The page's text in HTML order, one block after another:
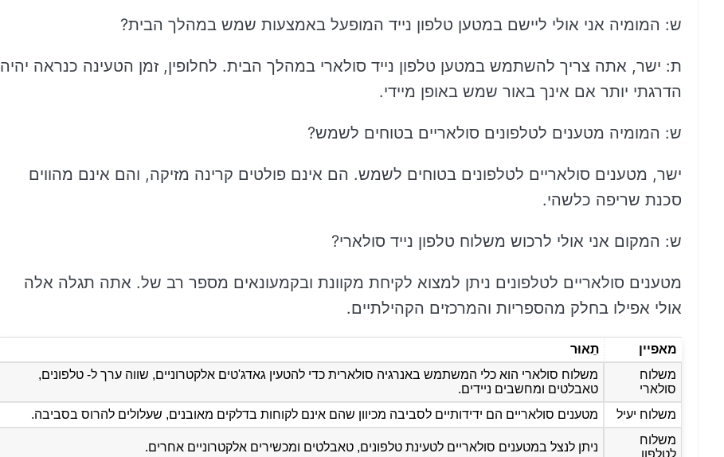
ש: המומיה אני אולי ליישם במטען טלפון נייד המופעל באמצעות שמש במהלך הבית?
ת: ישר, אתה צריך להשתמש במטען טלפון נייד סולארי במהלך הבית. לחלופין, זמן הטעינה כנראה יהיה
הדרגתי יותר אם אינך באור שמש באופן מיידי.
ש: המומיה מטענים לטלפונים סולאריים בטוחים לשמש?
ישר, מטענים סולאריים לטלפונים בטוחים לשמש. הם אינם פולטים קרינה מזיקה, והם אינם מהווים
סכנת שריפה כלשהי.
ש: המקום אני אולי לרכוש משלוח טלפון נייד סולארי?
מטענים סולאריים לטלפונים ניתן למצוא לקיחת מקוונת ובקמעונאים מספר רב של. אתה תגלה אלה
אולי אפילו בחלק מהספריות והמרכזים הקהילתיים.
מאפיין
תֵאוּר
משלוח
סולארי
משלוח סולארי הוא כלי המשתמש באנרגיה סולארית כדי להטעין גאדג'טים אלקטרוניים, שווה ערך ל- טלפונים,
טאבלטים ומחשבים ניידים.
משלוח יעיל
מטענים סולאריים הם ידידותיים לסביבה מכיוון שהם אינם לקוחות בדלקים מאובנים, שעלולים להרוס בסביבה.
משלוח
לטלפון
ניתן לנצל במטענים סולאריים לטעינת טלפונים, טאבלטים ומכשירים אלקטרוניים אחרים.